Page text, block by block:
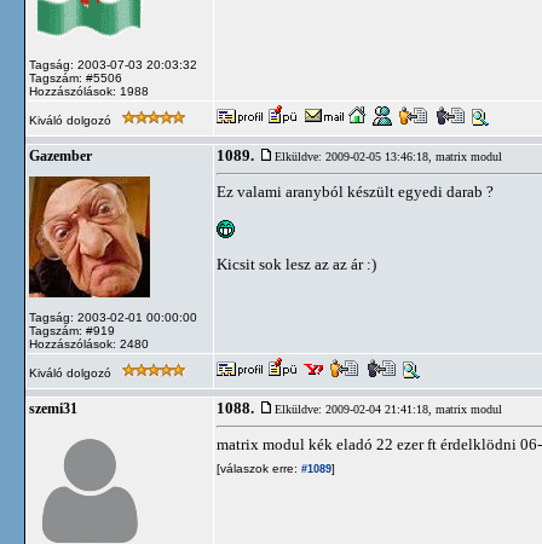
Tagság: 2003-07-03 20:03:32
Tagszám: #5506
Hozzászólások: 1988
Kiváló dolgozó
Gazember
Tagság: 2003-02-01 00:00:00
Tagszám: #919
Hozzászólások: 2480
1089. Elküldve: 2009-02-05 13:46:18, matrix modul
Ez valami aranyból készült egyedi darab ?
Kicsit sok lesz az az ár :)
Kiváló dolgozó
szemi31 1088. Elküldve: 2009-02-04 21:41:18, matrix modul
matrix modul kék eladó 22 ezer ft érdelklödni
[válaszok erre: #1089]